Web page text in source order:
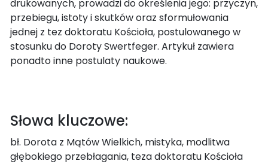
drukowanych, prowadzi do określenia jego: przyczyn,
przebiegu, istoty i skutków oraz sformułowania
jednej z tez doktoratu Kościoła, postulowanego w
stosunku do Doroty Swertfeger. Artykuł zawiera
ponadto inne postulaty naukowe.
Słowa kluczowe:
bł. Dorota z Mątów Wielkich, mistyka, modlitwa
głębokiego przebłagania, teza doktoratu Kościoła